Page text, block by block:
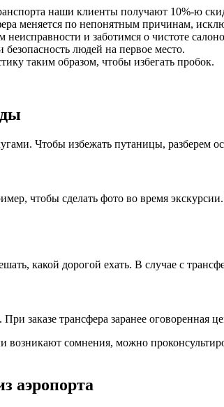
наши клиенты получают 10%-ю
меняется по непонятным причинам,
и заботимся о чистоте
людей на первое место.
таким образом, чтобы избегать пробок.
Чтобы избежать путаницы, разберем
чтобы сделать фото во время
какой дорогой ехать. В случае с
заказе трансфера заранее оговоренная
сомнения, можно
аэропорта